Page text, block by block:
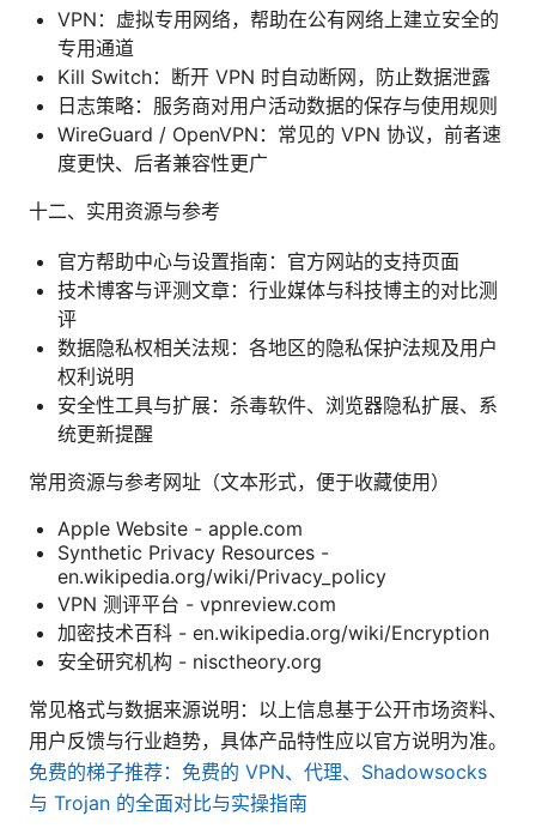
VPN：虚拟专用网络，帮助在公有网络上建立安全的
专用通道
Kill Switch：断开 VPN 时自动断网，防止数据泄露
日志策略：服务商对用户活动数据的保存与使用规则
WireGuard / OpenVPN：常见的 VPN 协议，前者速
度更快、后者兼容性更广
十二、实用资源与参考
官方帮助中心与设置指南：官方网站的支持页面
技术博客与评测文章：行业媒体与科技博主的对比测
评
数据隐私权相关法规：各地区的隐私保护法规及用户
权利说明
安全性工具与扩展：杀毒软件、浏览器隐私扩展、系
统更新提醒
常用资源与参考网址（文本形式，便于收藏使用）
Apple Website - apple.com
Synthetic Privacy Resources -
en.wikipedia.org/wiki/Privacy_policy
VPN 测评平台 - vpnreview.com
加密技术百科 - en.wikipedia.org/wiki/Encryption
安全研究机构 - nisctheory.org
常见格式与数据来源说明：以上信息基于公开市场资料、
用户反馈与行业趋势，具体产品特性应以官方说明为准。
免费的梯子推荐：免费的 VPN、代理、Shadowsocks
与 Trojan 的全面对比与实操指南